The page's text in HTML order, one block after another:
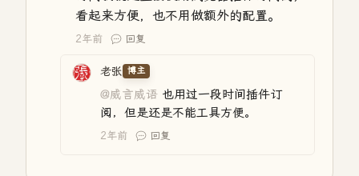
看起来方便，也不用做额外的配置。
2年前 回复
老张 博主
@威言威语 也用过一段时间插件订
阅，但是还是不能工具方便。
2年前 回复